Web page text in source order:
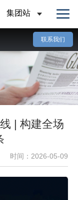
集团站
联系我们
| 构建全场
时间：2026-05-09